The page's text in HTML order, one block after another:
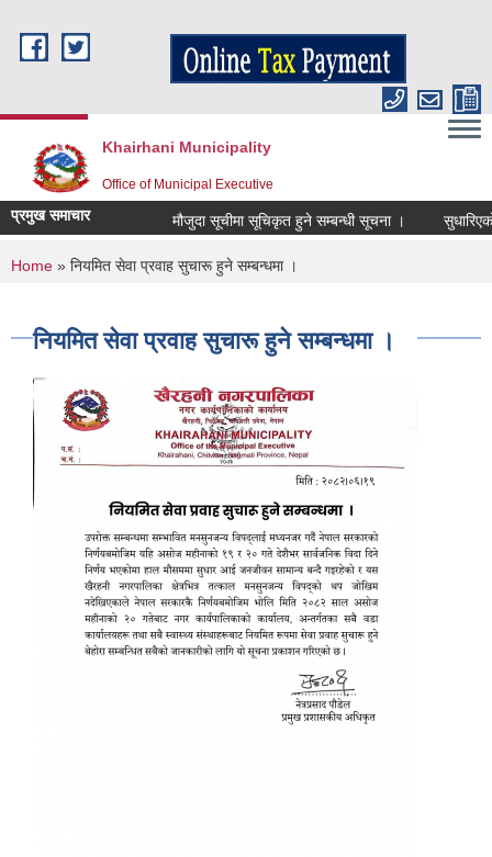
Khairhani Municipality
Office of Municipal Executive
प्रमुख समाचार मौजुदा सूचीमा सूचिकृत हुने सम्बन्धी सूचना । सुधारिएको
You are here
Home » नियमित सेवा प्रवाह सुचारू हुने सम्बन्धमा ।
नियमित सेवा प्रवाह सुचारू हुने सम्बन्धमा ।